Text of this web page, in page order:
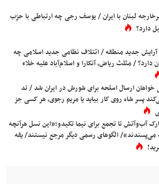
لبنان با ایران / یوسف رجی چه ارتباطی با حزب
دارد؟
آرایش جدید منطقه / ائتلاف نظامی جدید اسلامی چه
دارد؟ / مثلث ریاض، آنکارا و اسلام‌آباد علیه خلاء
خواهان ارسال اسلحه برای شورش در ایران شد / تد
پسر شاه روی کار بیاید یا مریم رجوی، هر کسی جز
آب‌وآتش تا تجمع برای نیما تکیدو؛«این نسل هرآنچه
الگوهای رسمی دیگر مرجع نیستند/ یقه